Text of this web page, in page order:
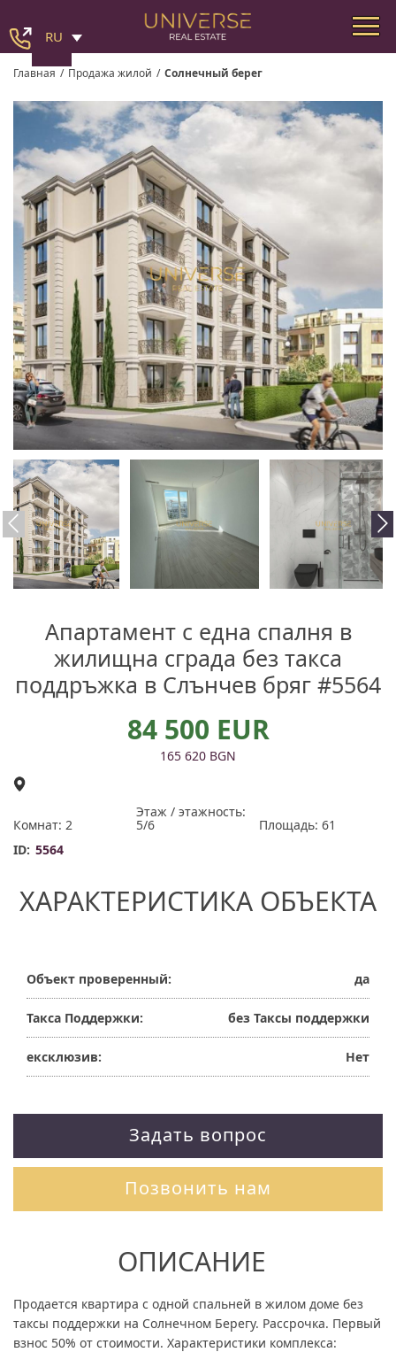
RU
Главная / Продажа жилой / Солнечный берег
Апартамент с една спалня в
жилищна сграда без такса
поддръжка в Слънчев бряг #5564
84 500 EUR
165 620 BGN
Комнат: 2
Этаж / этажность:
5/6
Площадь: 61
ID: 5564
ХАРАКТЕРИСТИКА ОБЪЕКТА
Объект проверенный: да
Такса Поддержки: без Таксы поддержки
ексклюзив: Нет
Задать вопрос
Позвонить нам
ОПИСАНИЕ
Продается квартира с одной спальней в жилом доме без
таксы поддержки на Солнечном Берегу. Рассрочка. Первый
взнос 50% от стоимости. Характеристики комплекса: